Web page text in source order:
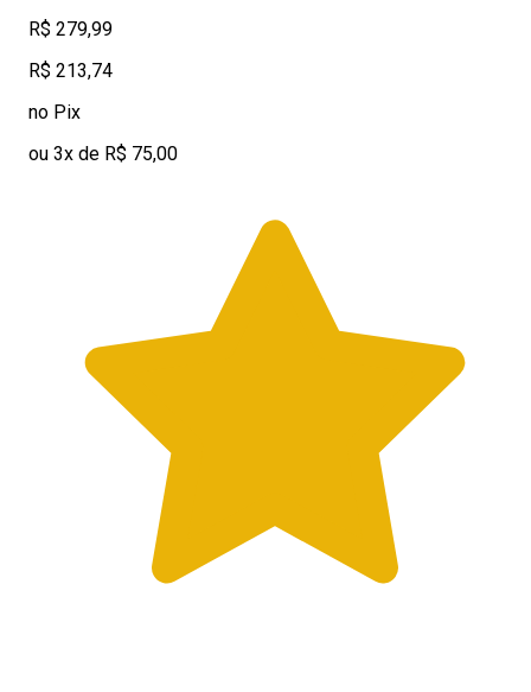
R$ 279,99
R$ 213,74
no Pix
ou 3x de R$ 75,00